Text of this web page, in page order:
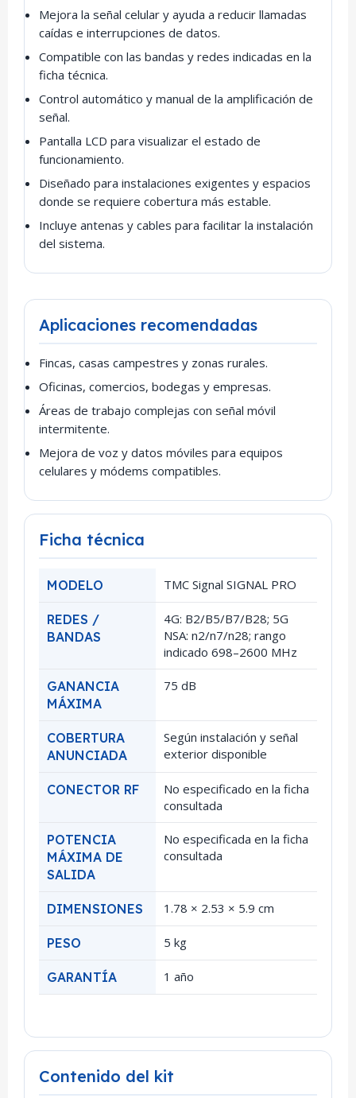
Mejora la señal celular y ayuda a reducir llamadas
caídas e interrupciones de datos.
Compatible con las bandas y redes indicadas en la
ficha técnica.
Control automático y manual de la amplificación de
señal.
Pantalla LCD para visualizar el estado de
funcionamiento.
Diseñado para instalaciones exigentes y espacios
donde se requiere cobertura más estable.
Incluye antenas y cables para facilitar la instalación
del sistema.
Aplicaciones recomendadas
Fincas, casas campestres y zonas rurales.
Oficinas, comercios, bodegas y empresas.
Áreas de trabajo complejas con señal móvil
intermitente.
Mejora de voz y datos móviles para equipos
celulares y módems compatibles.
Ficha técnica
MODELO TMC Signal SIGNAL PRO
REDES /
BANDAS
4G: B2/B5/B7/B28; 5G
NSA: n2/n7/n28; rango
indicado 698–2600 MHz
GANANCIA
MÁXIMA
75 dB
COBERTURA
ANUNCIADA
Según instalación y señal
exterior disponible
CONECTOR RF
No especificado en la ficha
consultada
POTENCIA
MÁXIMA DE
SALIDA
No especificada en la ficha
consultada
DIMENSIONES 1.78 × 2.53 × 5.9 cm
PESO 5 kg
GARANTÍA 1 año
Contenido del kit